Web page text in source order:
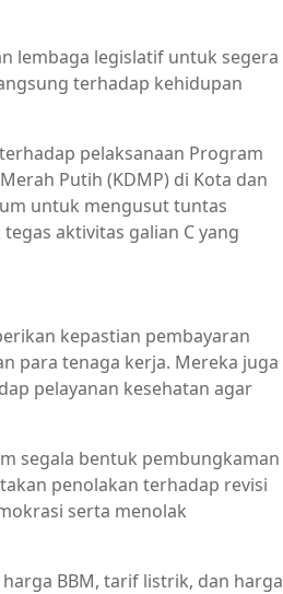
lembaga legislatif untuk segera
terhadap kehidupan
pelaksanaan Program
Putih (KDMP) di Kota dan
untuk mengusut tuntas
aktivitas galian C yang
kepastian pembayaran
para tenaga kerja. Mereka juga
pelayanan kesehatan agar
segala bentuk pembungkaman
penolakan terhadap revisi
serta menolak
BBM, tarif listrik, dan harga